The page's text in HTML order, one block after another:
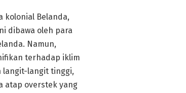
kolonial Belanda,
dibawa oleh para
Namun,
terhadap iklim
langit-langit tinggi,
atap overstek yang